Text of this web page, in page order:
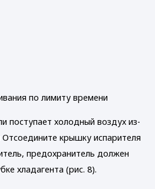
по лимиту времени
поступает холодный воздух из-
крышку испарителя
предохранитель должен
хладагента (рис. 8).